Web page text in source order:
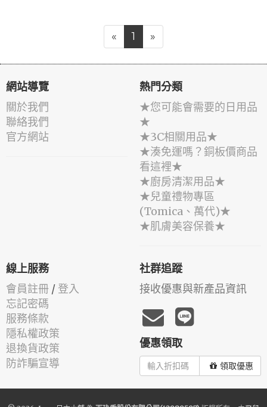
« 1 »
網站導覽
關於我們
聯絡我們
官方網站
熱門分類
★您可能會需要的日用品
★
★3C相關用品★
★湊免運嗎？銅板價商品
看這裡★
★廚房清潔用品★
★兒童禮物專區
(Tomica、萬代)★
★肌膚美容保養★
線上服務
會員註冊 / 登入
忘記密碼
服務條款
隱私權政策
退換貨政策
防詐騙宣導
社群追蹤
接收優惠與新產品資訊
優惠領取
領取優惠